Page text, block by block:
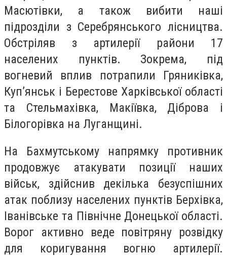
Масютівки, а також вибити наші
підрозділи з Серебрянського лісництва.
Обстріляв з артилерії райони 17
населених пунктів. Зокрема, під
вогневий вплив потрапили Гряниківка,
Куп’янськ і Берестове Харківської області
та Стельмахівка, Макіївка, Діброва і
Білогорівка на Луганщині.
На Бахмутському напрямку противник
продовжує атакувати позиції наших
військ, здійснив декілька безуспішних
атак поблизу населених пунктів Берхівка,
Іванівське та Північне Донецької області.
Ворог активно веде повітряну розвідку
для коригування вогню артилерії.